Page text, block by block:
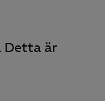
Detta är